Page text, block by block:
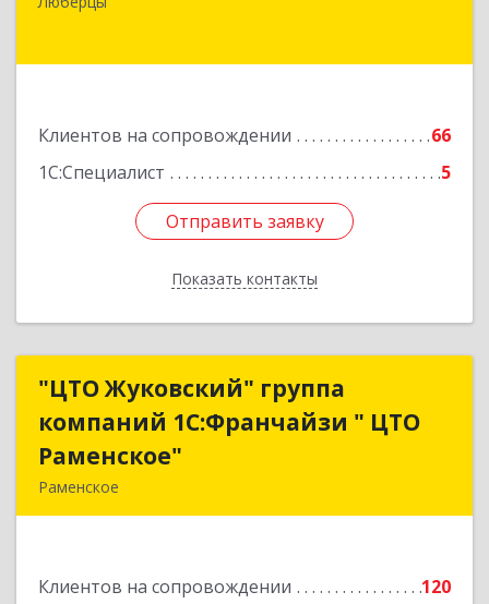
Клиентов на сопровождении
66
1С:Специалист
5
Отправить заявку
Показать контакты
Люберцы г, Митрофанова ул, дом № 20А, оф.15
Подробнее
Отправить заявку
Назад
"ЦТО Жуковский" группа
компаний 1С:Франчайзи " ЦТО
Раменское"
Раменское
Клиентов на сопровождении 120
"ЦТО Жуковский" группа
компаний 1С:Франчайзи " ЦТО
Подробнее